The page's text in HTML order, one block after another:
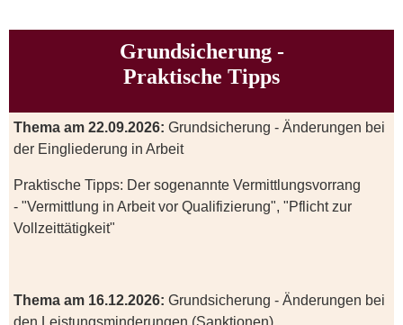
Grundsicherung -
Praktische Tipps
Thema am 22.09.2026: Grundsicherung - Änderungen bei
der Eingliederung in Arbeit
Praktische Tipps: Der sogenannte Vermittlungsvorrang
- "Vermittlung in Arbeit vor Qualifizierung", "Pflicht zur
Vollzeittätigkeit"
Thema am 16.12.2026: Grundsicherung - Änderungen bei
den Leistungsminderungen (Sanktionen)